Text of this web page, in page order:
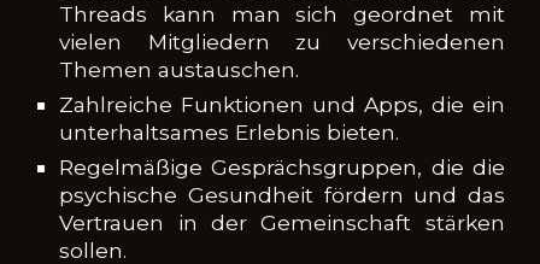
Threads kann man sich geordnet mit
vielen Mitgliedern zu verschiedenen
Themen austauschen.
Zahlreiche Funktionen und Apps, die ein
unterhaltsames Erlebnis bieten.
Regelmäßige Gesprächsgruppen, die die
psychische Gesundheit fördern und das
Vertrauen in der Gemeinschaft stärken
sollen.